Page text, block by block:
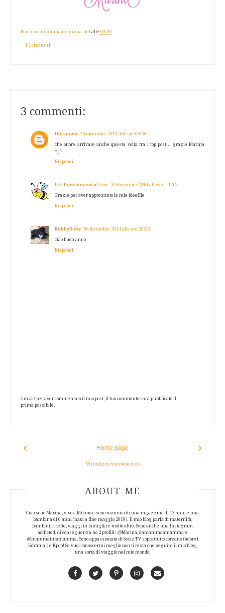
Marina damammaamamma.net alle 00:30
Condividi
3 commenti:
Unknown 30 dicembre 2014 alle ore 09:36
che onore arrivare anche questa volta tra i top post... grazie Marina
^_^
Rispondi
ILE-PensoInventoCreo 30 dicembre 2014 alle ore 11:12
Grazie per aver apprezzato le mie idee!Ile
Rispondi
RobbyRoby 30 dicembre 2014 alle ore 20:56
ciao buon anno
Rispondi
Grazie per aver commentato il mio post, il tuo commento sarà pubblicato il
prima possibile.
‹ ›
Home page
Visualizza versione web
ABOUT AUTHOR
ABOUT ME
Ciao sono Marina, vivo a Milano e sono mamma di una ragazzina di 13 anni e una
bambina di 6 anni (nata a fine maggio 2019). Il mio blog parla di maternità,
bambini, ricette, viaggi in famiglia e molto altro. Sono anche una Instagram
addicted, di conseguenza ho 2 profili: @Marina_damammaamamma e
@mammaiutamamma. Sono appassionata di Serie TV soprattutto coreane (adoro i
Kdrama!) e Kpop! Se vuoi conoscermi meglio non ti resta che seguire il mio blog,
una sorta di viaggio nel mio mondo.
FacebookTwitterPinterestInstagramContact